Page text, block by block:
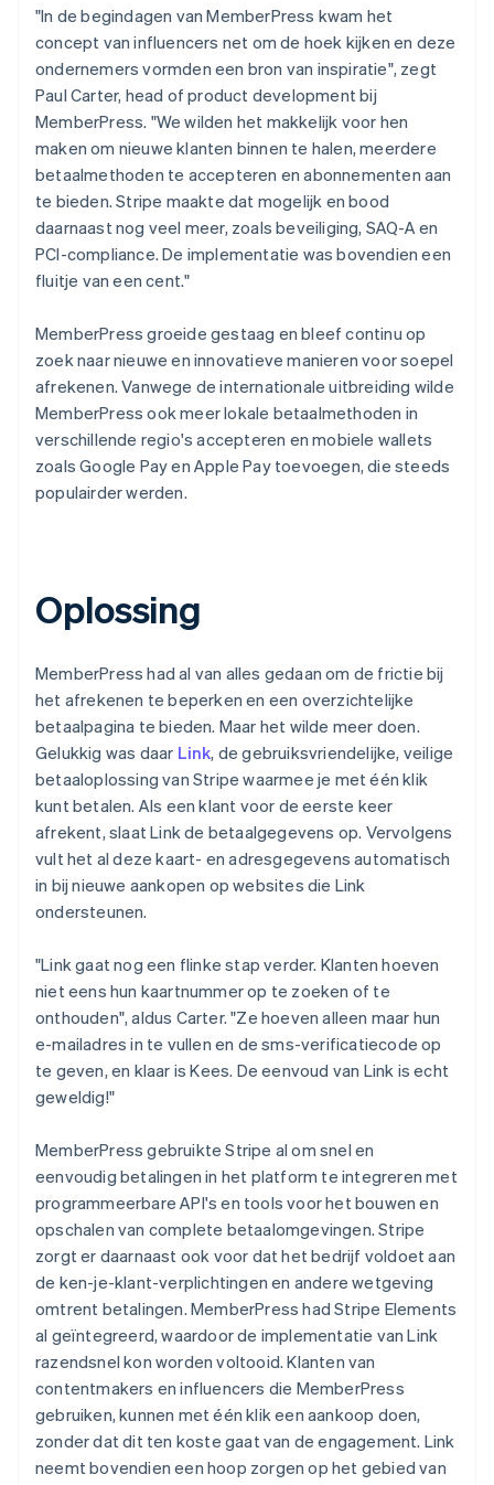
"In de begindagen van MemberPress kwam het
concept van influencers net om de hoek kijken en deze
ondernemers vormden een bron van inspiratie", zegt
Paul Carter, head of product development bij
MemberPress. "We wilden het makkelijk voor hen
maken om nieuwe klanten binnen te halen, meerdere
betaalmethoden te accepteren en abonnementen aan
te bieden. Stripe maakte dat mogelijk en bood
daarnaast nog veel meer, zoals beveiliging, SAQ-A en
PCI-compliance. De implementatie was bovendien een
fluitje van een cent."
MemberPress groeide gestaag en bleef continu op
zoek naar nieuwe en innovatieve manieren voor soepel
afrekenen. Vanwege de internationale uitbreiding wilde
MemberPress ook meer lokale betaalmethoden in
verschillende regio's accepteren en mobiele wallets
zoals Google Pay en Apple Pay toevoegen, die steeds
populairder werden.
Oplossing
MemberPress had al van alles gedaan om de frictie bij
het afrekenen te beperken en een overzichtelijke
betaalpagina te bieden. Maar het wilde meer doen.
Gelukkig was daar Link, de gebruiksvriendelijke, veilige
betaaloplossing van Stripe waarmee je met één klik
kunt betalen. Als een klant voor de eerste keer
afrekent, slaat Link de betaalgegevens op. Vervolgens
vult het al deze kaart- en adresgegevens automatisch
in bij nieuwe aankopen op websites die Link
ondersteunen.
"Link gaat nog een flinke stap verder. Klanten hoeven
niet eens hun kaartnummer op te zoeken of te
onthouden", aldus Carter. "Ze hoeven alleen maar hun
e-mailadres in te vullen en de sms-verificatiecode op
te geven, en klaar is Kees. De eenvoud van Link is echt
geweldig!"
MemberPress gebruikte Stripe al om snel en
eenvoudig betalingen in het platform te integreren met
programmeerbare API's en tools voor het bouwen en
opschalen van complete betaalomgevingen. Stripe
zorgt er daarnaast ook voor dat het bedrijf voldoet aan
de ken-je-klant-verplichtingen en andere wetgeving
omtrent betalingen. MemberPress had Stripe Elements
al geïntegreerd, waardoor de implementatie van Link
razendsnel kon worden voltooid. Klanten van
contentmakers en influencers die MemberPress
gebruiken, kunnen met één klik een aankoop doen,
zonder dat dit ten koste gaat van de engagement. Link
neemt bovendien een hoop zorgen op het gebied van